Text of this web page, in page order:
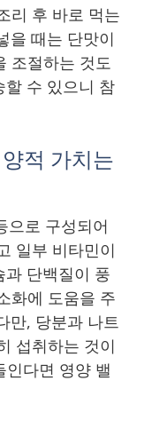
리 후 바로 먹는
을 때는 단맛이
조절하는 것도
할 수 있으니 참
적 가치는
으로 구성되어
일부 비타민이
과 단백질이 풍
화에 도움을 주
만, 당분과 나트
섭취하는 것이
인다면 영양 밸